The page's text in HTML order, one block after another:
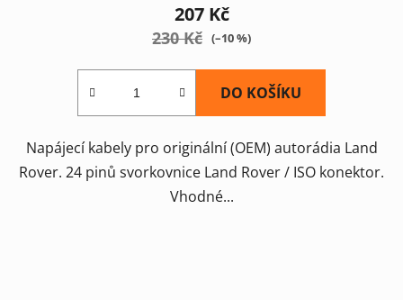
207 Kč
230 Kč (–10 %)
DO KOŠÍKU
Napájecí kabely pro originální (OEM) autorádia Land
Rover. 24 pinů svorkovnice Land Rover / ISO konektor.
Vhodné...